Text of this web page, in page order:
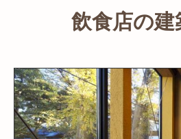
飲食店の建